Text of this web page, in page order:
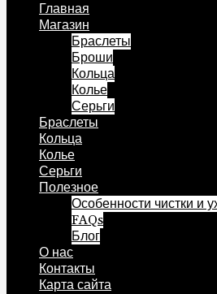
Главная
Магазин
Браслеты
Броши
Кольца
Колье
Серьги
Браслеты
Кольца
Колье
Серьги
Полезное
Особенности чистки и
FAQs
Блог
О нас
Контакты
Карта сайта